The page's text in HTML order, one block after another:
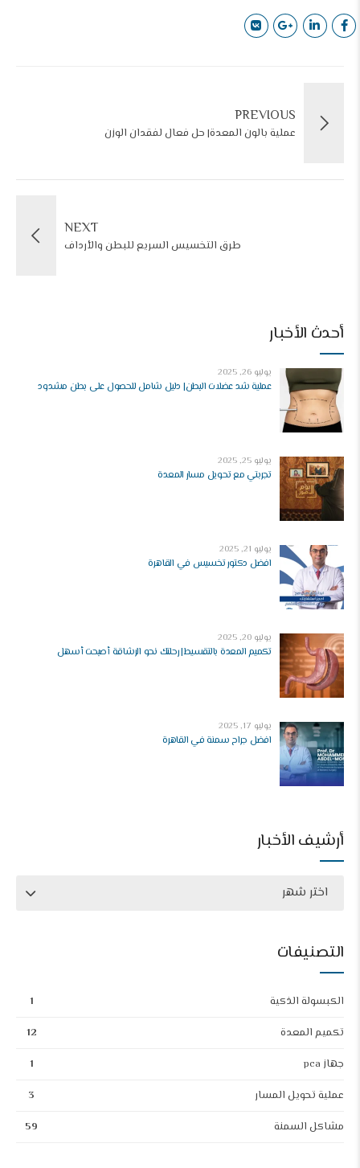
PREVIOUS
عملية بالون المعدة| حل فعال لفقدان الوزن
NEXT
طرق التخسيس السريع للبطن والأرداف
أحدث الأخبار
يوليو 26, 2025
عملية شد عضلات البطن| دليل شامل للحصول على بطن مشدود
يوليو 25, 2025
تجربتي مع تحويل مسار المعدة
يوليو 21, 2025
افضل دكتور تخسيس في القاهرة
يوليو 20, 2025
تكميم المعدة بالتقسيط| رحلتك نحو الرشاقة أصبحت أسهل
يوليو 17, 2025
افضل جراح سمنة في القاهرة
أرشيف الأخبار
اختر شهر
التصنيفات
الكبسولة الذكية
1
تكميم المعدة
12
جهاز pca
1
عملية تحويل المسار
3
مشاكل السمنة
59